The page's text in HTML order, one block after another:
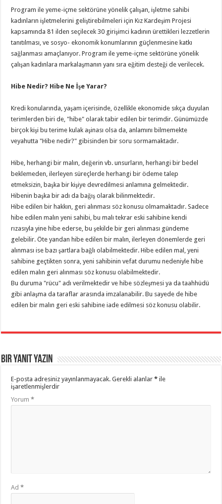
Program ile yeme-içme sektörüne yönelik çalışan, işletme sahibi
kadınların işletmelerini geliştirebilmeleri için Kız Kardeşim Projesi
kapsamında 81 ilden seçilecek 30 girişimci kadının ürettikleri lezzetlerin
tanıtılması, ve sosyo- ekonomik konumlarının güçlenmesine katkı
sağlanması amaçlanıyor. Program ile yeme-içme sektörüne yönelik
çalışan kadınlara markalaşmanın yanı sıra eğitim desteği de verilecek.
Hibe Nedir? Hibe Ne İşe Yarar?
Kredi konularında, yaşam içerisinde, özellikle ekonomide sıkça duyulan
terimlerden biri de, "hibe" olarak tabir edilen bir terimdir. Günümüzde
birçok kişi bu terime kulak aşinası olsa da, anlamını bilmemekte
veyahutta "Hibe nedir?" gibisinden bir soru sormamaktadır.
Hibe, herhangi bir malın, değerin vb. unsurların, herhangi bir bedel
beklemeden, ilerleyen süreçlerde herhangi bir ödeme talep
etmeksizin, başka bir kişiye devredilmesi anlamına gelmektedir.
Hibenin başka bir adı da bağış olarak bilinmektedir.
Hibe edilen bir hakkın, geri alınması söz konusu olmamaktadır. Sadece
hibe edilen malın yeni sahibi, bu malı tekrar eski sahibine kendi
rızasıyla yine hibe ederse, bu şekilde bir geri alınması gündeme
gelebilir. Öte yandan hibe edilen bir malın, ilerleyen dönemlerde geri
alınması ise bazı şartlara bağlı olabilmektedir. Hibe edilen mal, yeni
sahibine geçtikten sonra, yeni sahibinin vefat durumu nedeniyle hibe
edilen malın geri alınması söz konusu olabilmektedir.
Bu duruma "rücu" adı verilmektedir ve hibe sözleşmesi ya da taahhüdü
gibi anlaşma da taraflar arasında imzalanabilir. Bu sayede de hibe
edilen bir malın geri eski sahibine iade edilmesi söz konusu olabilir.
Bir yanıt yazın
E-posta adresiniz yayınlanmayacak. Gerekli alanlar* ile
işaretlenmişlerdir
Yorum*
Ad*